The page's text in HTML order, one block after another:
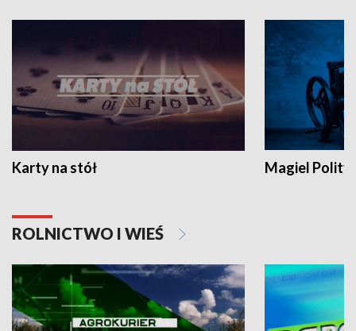
Karty na stół Magiel
ROLNICTWO I WIEŚ